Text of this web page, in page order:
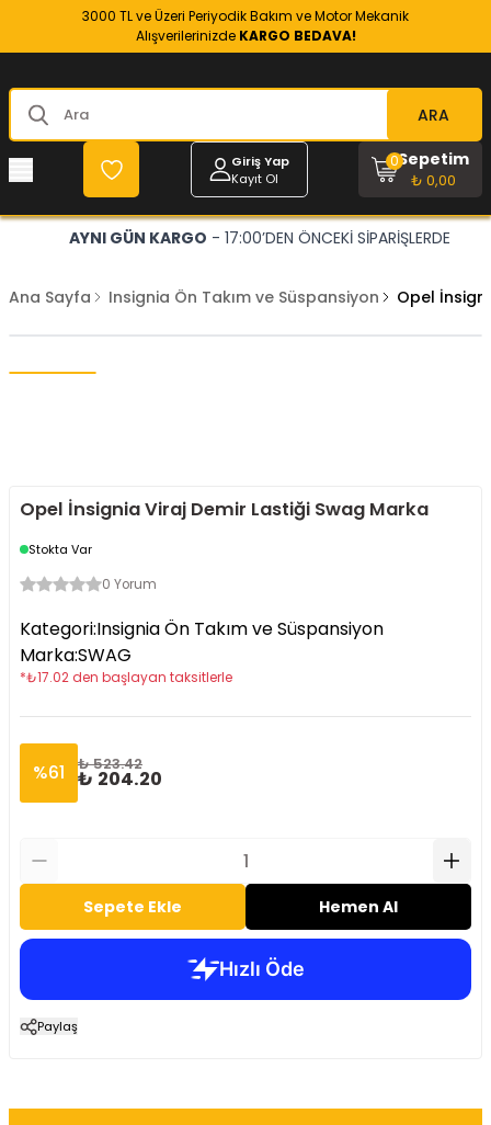
3000 TL ve Üzeri Periyodik Bakım ve Motor Mekanik
Alışverilerinizde KARGO BEDAVA!
ARA
Giriş Yap
Kayıt Ol
Sepetim
₺ 0,00
0
AYNI GÜN KARGO - 17:00’DEN ÖNCEKİ SİPARİŞLERDE
Ana Sayfa Insignia Ön Takım ve Süspansiyon Opel
Opel İnsignia Viraj Demir Lastiği Swag Marka
Stokta Var
0 Yorum
Kategori:Insignia Ön Takım ve Süspansiyon
Marka:SWAG
*₺17.02 den başlayan taksitlerle
%61 ₺ 523.42
₺ 204.20
Sepete Ekle Hemen Al
Paylaş